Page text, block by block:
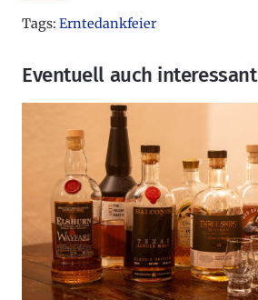
Tags: Erntedankfeier
Eventuell auch interessant